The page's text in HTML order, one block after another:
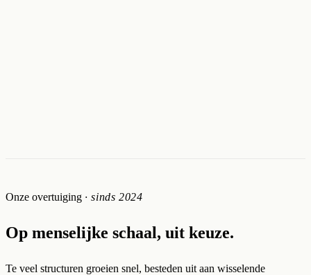
Onze overtuiging · sinds 2024
Op menselijke schaal, uit keuze.
Te veel structuren groeien snel, besteden uit aan wisselende